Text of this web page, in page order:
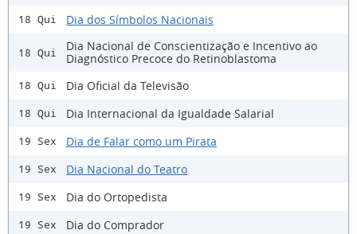
18 Qui Dia dos Símbolos Nacionais
18 Qui
Dia Nacional de Conscientização e Incentivo ao
Diagnóstico Precoce do Retinoblastoma
18 Qui Dia Oficial da Televisão
18 Qui Dia Internacional da Igualdade Salarial
19 Sex Dia de Falar como um Pirata
19 Sex Dia Nacional do Teatro
19 Sex Dia do Ortopedista
19 Sex Dia do Comprador